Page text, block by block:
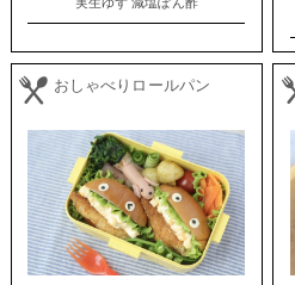
おしゃべりロールパン